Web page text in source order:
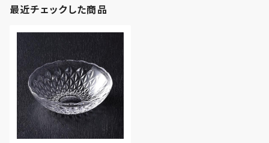
最近チェックした商品